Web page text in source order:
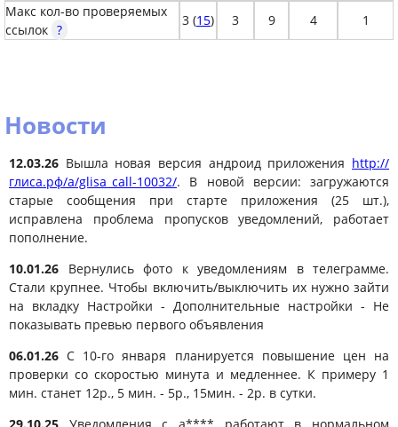
Макс кол-во проверяемых
ссылок ?
3 (15) 3 9 4 1
Новости
12.03.26 Вышла новая версия андроид приложения http://
глиса.рф/a/glisa_call-10032/. В новой версии: загружаются
старые сообщения при старте приложения (25 шт.),
исправлена проблема пропусков уведомлений, работает
пополнение.
10.01.26 Вернулись фото к уведомлениям в телеграмме.
Стали крупнее. Чтобы включить/выключить их нужно зайти
на вкладку Настройки - Дополнительные настройки - Не
показывать превью первого объявления
06.01.26 С 10-го января планируется повышение цен на
проверки со скоростью минута и медленнее. К примеру 1
мин. станет 12р., 5 мин. - 5р., 15мин. - 2р. в сутки.